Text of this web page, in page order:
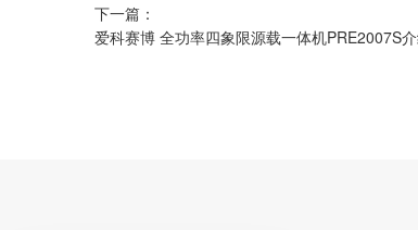
下一篇：
爱科赛博 全功率四象限源载一体机PRE2007S